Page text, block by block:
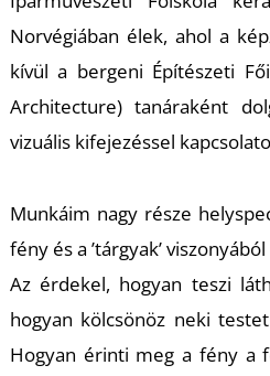
Norvégiában élek, ahol a
kívül a bergeni Építészeti
Architecture) tanáraként
vizuális kifejezéssel
Munkáim nagy része
fény és a ’tárgyak’
Az érdekel, hogyan teszi
hogyan kölcsönöz neki
Hogyan érinti meg a fény a